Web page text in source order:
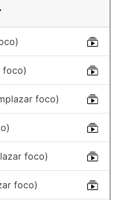
foco)
foco)
foco)
foco)